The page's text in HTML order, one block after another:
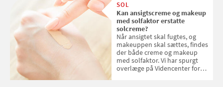
SOL
Kan ansigtscreme og makeup
med solfaktor erstatte
solcreme?
Når ansigtet skal fugtes, og
makeuppen skal sættes, findes
der både creme og makeup
med solfaktor. Vi har spurgt
overlæge på Videncenter for